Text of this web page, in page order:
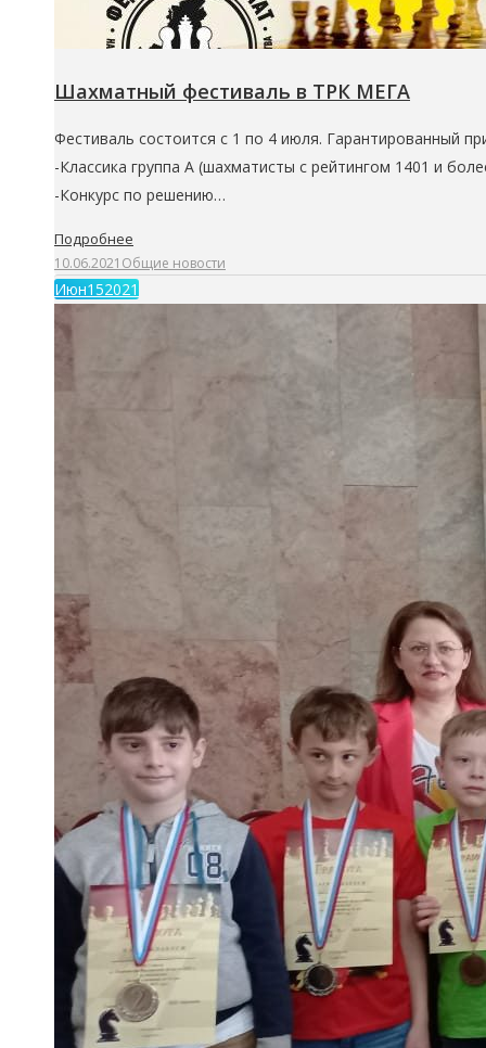
Шахматный фестиваль в ТРК МЕГА
Фестиваль состоится с 1 по 4 июля. Гарантированный
-Классика группа А (шахматисты с рейтингом 1401 и
-Конкурс по решению…
Подробнее
10.06.2021 Общие новости
Июн152021